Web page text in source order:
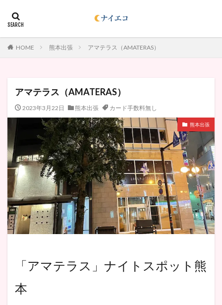
HOME 熊本出張 アマテラス（AMATERAS）
アマテラス（AMATERAS）
2023年3月22日 熊本出張 カード手数料無し
熊本出張
「アマテラス」ナイトスポット熊
本